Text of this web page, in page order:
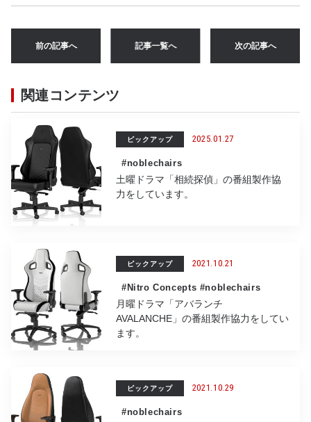
c
e
b
o
k
it
te
r
e
n
a
e ai
l
前の記事へ 記事一覧へ 次の記事へ
関連コンテンツ
ピックアップ 2025.01.27
#noblechairs
土曜ドラマ「相続探偵」の番組製作協
力をしています。
ピックアップ 2021.10.21
#Nitro Concepts #noblechairs
月曜ドラマ「アバランチ
AVALANCHE」の番組製作協力をしてい
ます。
ピックアップ 2021.10.29
#noblechairs